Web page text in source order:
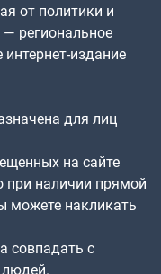
от политики и
региональное
издание
для лиц
на сайте
при наличии прямой
можете накликать
совпадать с